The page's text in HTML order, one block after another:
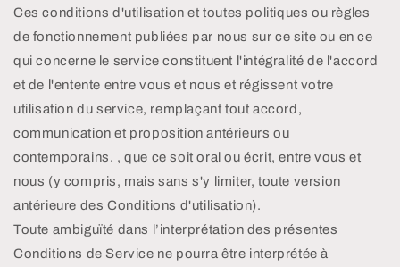
Ces conditions d'utilisation et toutes politiques ou règles
de fonctionnement publiées par nous sur ce site ou en ce
qui concerne le service constituent l'intégralité de l'accord
et de l'entente entre vous et nous et régissent votre
utilisation du service, remplaçant tout accord,
communication et proposition antérieurs ou
contemporains. , que ce soit oral ou écrit, entre vous et
nous (y compris, mais sans s'y limiter, toute version
antérieure des Conditions d'utilisation).
Toute ambiguïté dans l’interprétation des présentes
Conditions de Service ne pourra être interprétée à